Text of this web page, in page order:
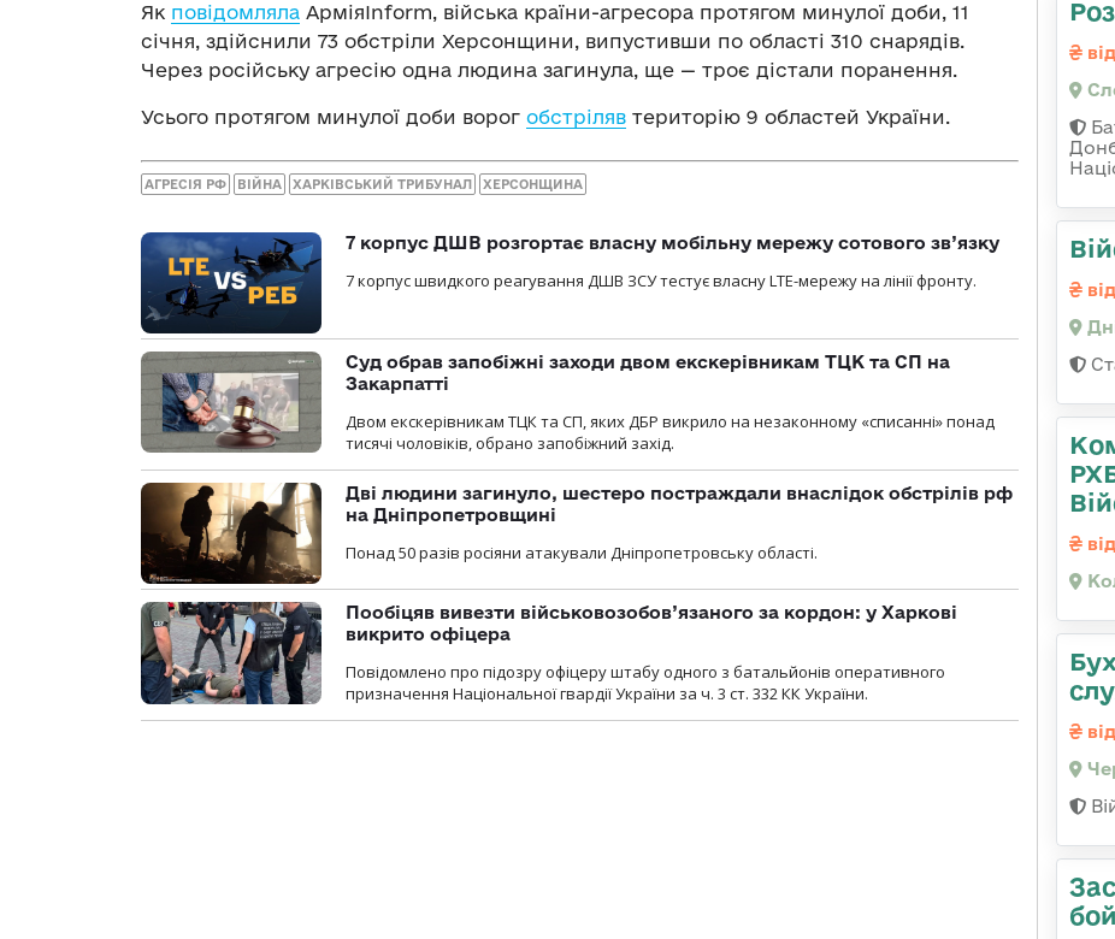
Як повідомляла АрміяInform, війська країни-агресора протягом минулої доби, 11
січня, здійснили 73 обстріли Херсонщини, випустивши по області 310 снарядів.
Через російську агресію одна людина загинула, ще — троє дістали поранення.
Усього протягом минулої доби ворог обстріляв територію 9 областей України.
АГРЕСІЯ РФ ВІЙНА ХАРКІВСЬКИЙ ТРИБУНАЛ ХЕРСОНЩИНА
7 корпус ДШВ розгортає власну мобільну мережу сотового зв’язку
7 корпус швидкого реагування ДШВ ЗСУ тестує власну LTE-мережу на лінії фронту.
Суд обрав запобіжні заходи двом екскерівникам ТЦК та СП на
Закарпатті
Двом екскерівникам ТЦК та СП, яких ДБР викрило на незаконному «списанні» понад
тисячі чоловіків, обрано запобіжний захід.
Дві людини загинуло, шестеро постраждали внаслідок обстрілів рф
на Дніпропетровщині
Понад 50 разів росіяни атакували Дніпропетровську області.
Пообіцяв вивезти військовозобов’язаного за кордон: у Харкові
викрито офіцера
Повідомлено про підозру офіцеру штабу одного з батальйонів оперативного
призначення Національної гвардії України за ч. 3 ст. 332 КК України.